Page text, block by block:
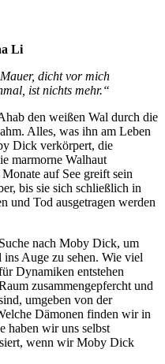
Li
dicht vor mich
ist nichts mehr.“
den weißen Wal durch die
Alles, was ihn am Leben
Dick verkörpert, die
marmorne Walhaut
auf See greift sein
bis sie sich schließlich in
und Tod ausgetragen werden
nach Moby Dick, um
Auge zu sehen. Wie viel
Dynamiken entstehen
zusammengepfercht und
umgeben von der
Dämonen finden wir in
haben wir uns selbst
wenn wir Moby Dick